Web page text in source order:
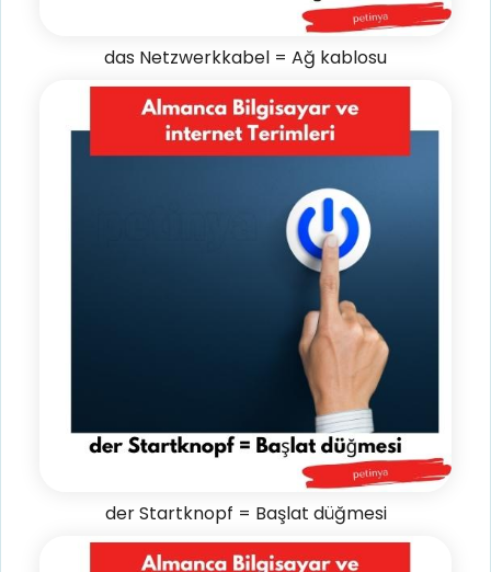
das Netzwerkkabel = Ağ kablosu
der Startknopf = Başlat düğmesi